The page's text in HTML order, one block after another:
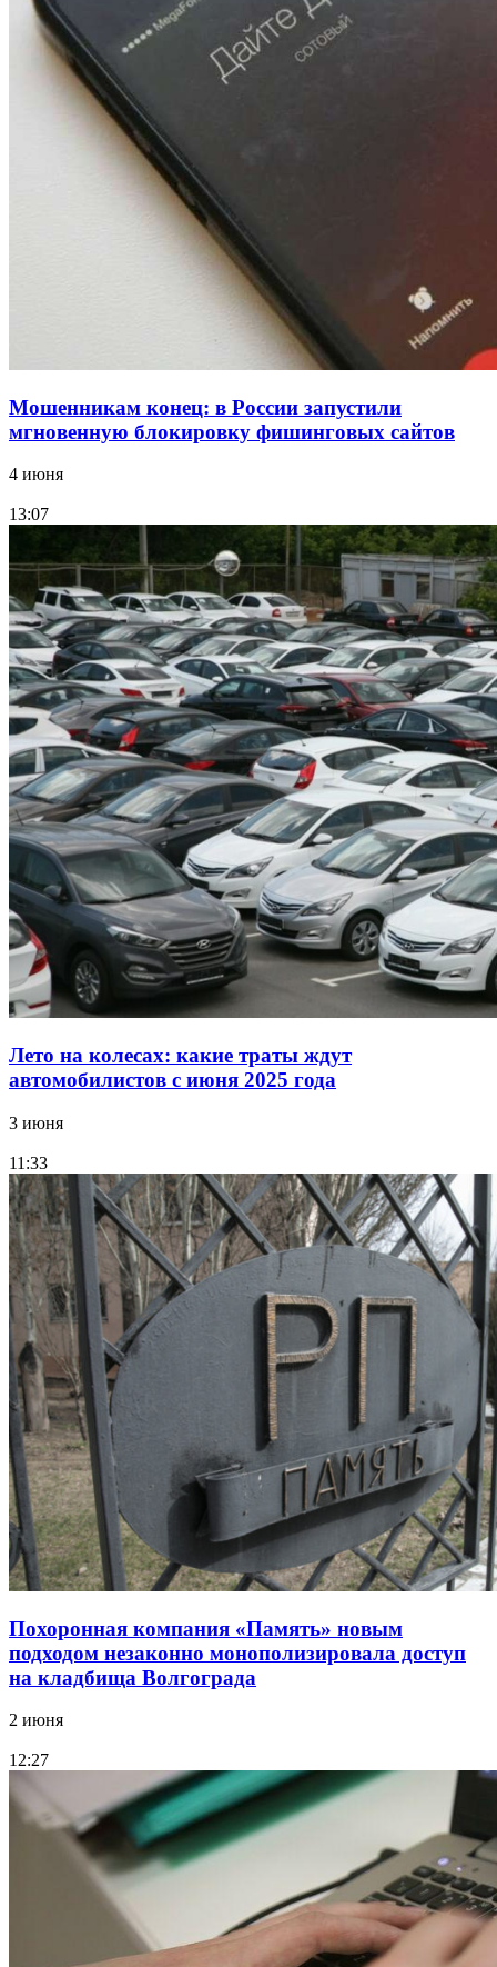
12:39
Сладкий праздник в Волгограде: в Центральном
парке прошёл фестиваль „Арбузный переполох“
Волгоградские компании нарастили экспорт:
заключены контракты на 3,6 млн долларов
Мошенникам конец: в России запустили
мгновенную блокировку фишинговых сайтов
4 июня
13:07
Лето на колесах: какие траты ждут
автомобилистов с июня 2025 года
3 июня
11:33
Похоронная компания «Память» новым
подходом незаконно монополизировала доступ
на кладбища Волгограда
2 июня
12:27